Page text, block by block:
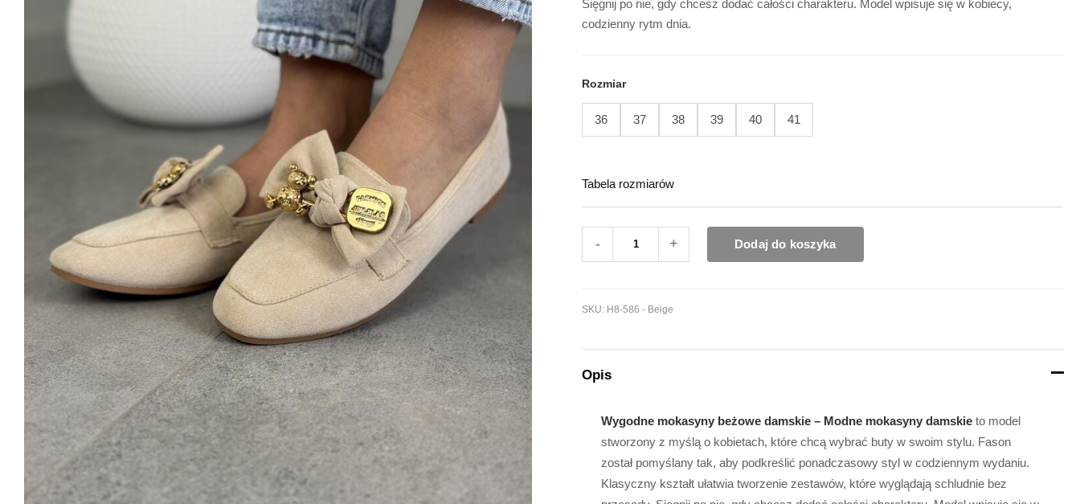
Sięgnij po nie, gdy chcesz dodać całości charakteru. Model wpisuje się w kobiecy,
codzienny rytm dnia.
Rozmiar
36 37 38 39 40 41
Tabela rozmiarów
- + Dodaj do koszyka
SKU: H8-586 - Beige
Opis
Wygodne mokasyny beżowe damskie – Modne mokasyny damskie to model
stworzony z myślą o kobietach, które chcą wybrać buty w swoim stylu. Fason
został pomyślany tak, aby podkreślić ponadczasowy styl w codziennym wydaniu.
Klasyczny kształt ułatwia tworzenie zestawów, które wyglądają schludnie bez